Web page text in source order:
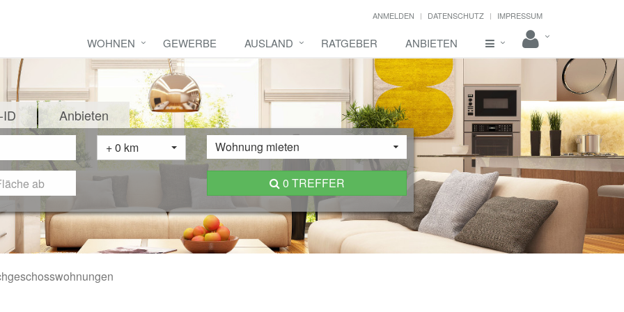
ANMELDEN DATENSCHUTZ IMPRESSUM
WOHNEN GEWERBE AUSLAND RATGEBER ANBIETEN
Anbieten
+ 0 km Wohnung mieten
0 TREFFER